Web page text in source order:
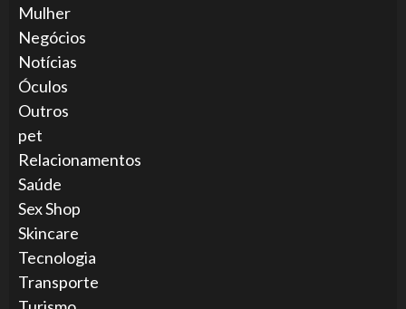
Mulher
Negócios
Notícias
Óculos
Outros
pet
Relacionamentos
Saúde
Sex Shop
Skincare
Tecnologia
Transporte